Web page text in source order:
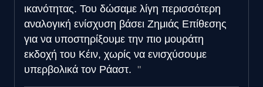
ικανότητας. Του δώσαμε λίγη περισσότερη
αναλογική ενίσχυση βάσει Ζημιάς Επίθεσης
για να υποστηρίξουμε την πιο μουράτη
εκδοχή του Κέιν, χωρίς να ενισχύσουμε
υπερβολικά τον Ράαστ.